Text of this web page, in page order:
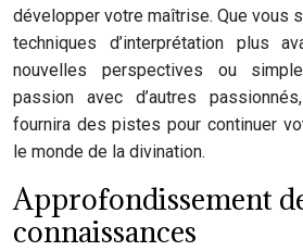
développer votre maîtrise. Que vous
techniques d’interprétation plus
nouvelles perspectives ou
passion avec d’autres
fournira des pistes pour continuer
le monde de la divination.
Approfondissement
connaissances